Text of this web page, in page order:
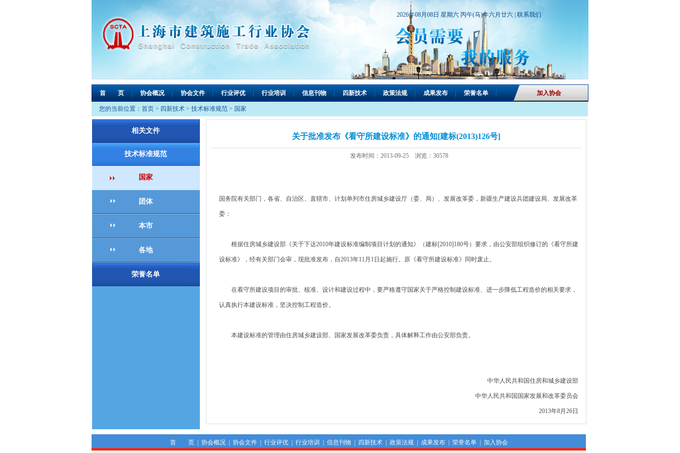
2026年08月08日 星期六 丙午(马)年六月廿六 | 联系我们
首 页 协会概况 协会文件 行业评优 行业培训 信息刊物 四新技术 政策法规 成果发布 荣誉名单 加入协会
您的当前位置： 首页 > 四新技术 > 技术标准规范 > 国家
相关文件
技术标准规范
国家
团体
本市
各地
荣誉名单
关于批准发布《看守所建设标准》的通知[建标(2013)126号]
发布时间：2013-09-25 浏览：30578
国务院有关部门，各省、自治区、直辖市、计划单列市住房城乡建设厅（委、局）、发展改革委，新疆生产建设兵团建设局、发展改革
委：
根据住房城乡建设部《关于下达2010年建设标准编制项目计划的通知》（建标[2010]180号）要求，由公安部组织修订的《看守所建
设标准》，经有关部门会审，现批准发布，自2013年11月1日起施行。原《看守所建设标准》同时废止。
在看守所建设项目的审批、核准、设计和建设过程中，要严格遵守国家关于严格控制建设标准、进一步降低工程造价的相关要求，
认真执行本建设标准，坚决控制工程造价。
本建设标准的管理由住房城乡建设部、国家发展改革委负责，具体解释工作由公安部负责。
中华人民共和国住房和城乡建设部
中华人民共和国国家发展和改革委员会
2013年8月26日
首 页| 协会概况| 协会文件| 行业评优| 行业培训 信息刊物 四新技术| 政策法规| 成果发布| 荣誉名单| 加入协会